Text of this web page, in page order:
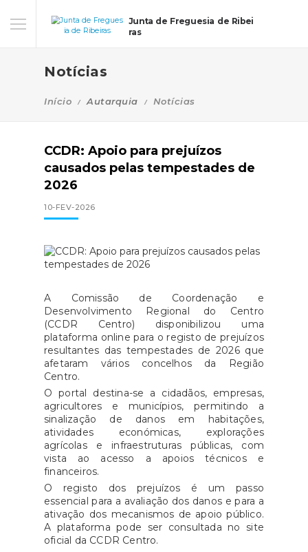
Junta de Freguesia de Ribei
ras
Notícias
Início Autarquia Notícias
CCDR: Apoio para prejuízos
causados pelas tempestades de
2026
10-FEV-2026
A Comissão de Coordenação e
Desenvolvimento Regional do Centro
(CCDR Centro) disponibilizou uma
plataforma online para o registo de prejuízos
resultantes das tempestades de 2026 que
afetaram vários concelhos da Região
Centro.
O portal destina-se a cidadãos, empresas,
agricultores e municípios, permitindo a
sinalização de danos em habitações,
atividades económicas, explorações
agrícolas e infraestruturas públicas, com
vista ao acesso a apoios técnicos e
financeiros.
O registo dos prejuízos é um passo
essencial para a avaliação dos danos e para a
ativação dos mecanismos de apoio público.
A plataforma pode ser consultada no site
oficial da CCDR Centro.